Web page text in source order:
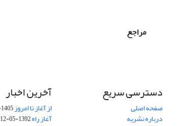
مراجع
دسترسی سریع
صفحه اصلی
درباره نشریه
آخرین اخبار
از آغاز تا امروز1405-05-09
آغاز راه1392-05-12